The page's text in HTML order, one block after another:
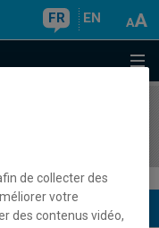
FR EN
de collecter des
votre
des contenus vidéo,